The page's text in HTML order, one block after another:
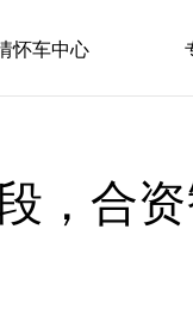
怀车中心
，合